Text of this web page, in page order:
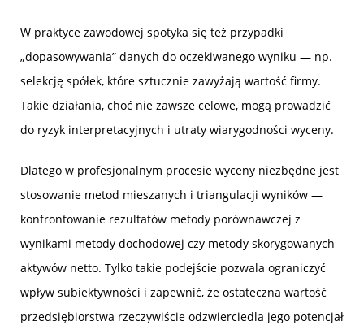
W praktyce zawodowej spotyka się też przypadki
„dopasowywania” danych do oczekiwanego wyniku — np.
selekcję spółek, które sztucznie zawyżają wartość firmy.
Takie działania, choć nie zawsze celowe, mogą prowadzić
do ryzyk interpretacyjnych i utraty wiarygodności wyceny.
Dlatego w profesjonalnym procesie wyceny niezbędne jest
stosowanie metod mieszanych i triangulacji wyników —
konfrontowanie rezultatów metody porównawczej z
wynikami metody dochodowej czy metody skorygowanych
aktywów netto. Tylko takie podejście pozwala ograniczyć
wpływ subiektywności i zapewnić, że ostateczna wartość
przedsiębiorstwa rzeczywiście odzwierciedla jego potencjał